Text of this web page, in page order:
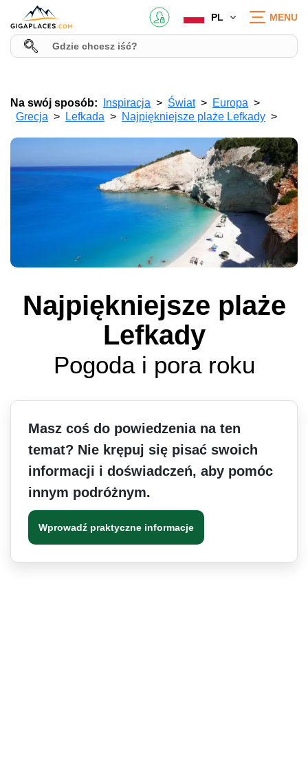
PL MENU
Na swój sposób: Inspiracja Świat
Europa
Grecja
Lefkada Najpiękniejsze plaże Lefkady
Najpiękniejsze plaże
Lefkady
Pogoda i pora roku
Masz coś do powiedzenia na ten
temat? Nie krępuj się pisać swoich
informacji i doświadczeń, aby pomóc
innym podróżnym.
Wprowadź praktyczne informacje